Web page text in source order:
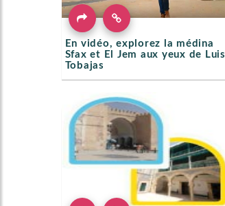
En vidéo, explorez la médina
Sfax et El Jem aux yeux de Luis
Tobajas